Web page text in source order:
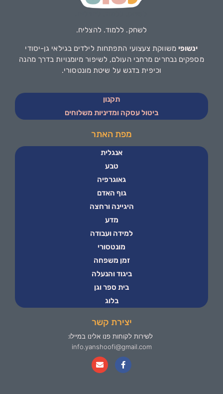
לשחק. ללמוד. להצליח.
ינשופי משווקת צעצועי התפתחות לילדים בגילאי גן-יסודי
מספקים נבחרים מרחבי העולם, לשיפור מיומנויות בדרך מהנה
וכיפית בדגש על שיטת מונטסורי.
תקנון
ביטול עסקה ומדיניות משלוחים
מפת האתר
אנגלית
טבע
גאוגרפיה
גוף האדם
היגיינה ורחצה
מדע
למידה ועבודה
מונטסורי
זמן משפחה
ביגוד והנעלה
בית ספר וגן
בלוג
יצירת קשר
לשירות לקוחות פנו אלינו במיילו:
info.yanshoofi@gmail.com